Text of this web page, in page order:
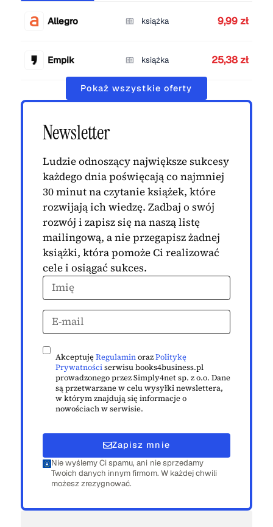
Allegro książka 9,99 zł
Empik książka 25,38 zł
Pokaż wszystkie oferty
Newsletter
Ludzie odnoszący największe sukcesy
każdego dnia poświęcają co najmniej
30 minut na czytanie książek, które
rozwijają ich wiedzę. Zadbaj o swój
rozwój i zapisz się na naszą listę
mailingową, a nie przegapisz żadnej
książki, która pomoże Ci realizować
cele i osiągać sukces.
AkceptujęRegulaminorazPolitykę
Prywatnościserwisu books4business.pl
prowadzonego przez Simply4net sp. z o.o. Dane
są przetwarzane w celu wysyłki newslettera,
w którym znajdują się informacje o
nowościach w serwisie.
Zapisz mnie
Nie wyślemy Ci spamu, ani nie sprzedamy
Twoich danych innym firmom. W każdej chwili
możesz zrezygnować.